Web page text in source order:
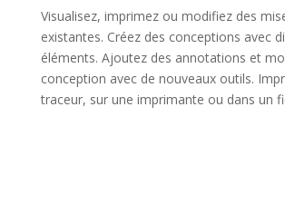
Visualisez, imprimez ou modifiez des
existantes. Créez des conceptions avec
éléments. Ajoutez des annotations et
conception avec de nouveaux outils.
traceur, sur une imprimante ou dans un